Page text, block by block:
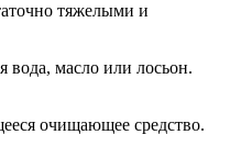
тяжелыми и
вода, масло или лосьон.
очищающее средство.